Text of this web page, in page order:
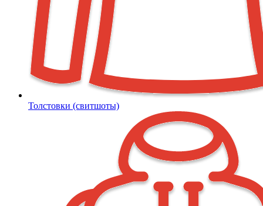
Толстовки (свитшоты)